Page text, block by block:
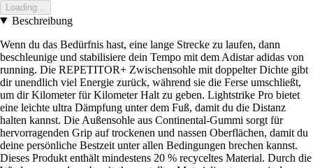
Loading...
Beschreibung
Wenn du das Bedürfnis hast, eine lange Strecke zu laufen, dann
beschleunige und stabilisiere dein Tempo mit dem Adistar adidas von
running. Die REPETITOR+ Zwischensohle mit doppelter Dichte gibt
dir unendlich viel Energie zurück, während sie die Ferse umschließt,
um dir Kilometer für Kilometer Halt zu geben. Lightstrike Pro bietet
eine leichte ultra Dämpfung unter dem Fuß, damit du die Distanz
halten kannst. Die Außensohle aus Continental-Gummi sorgt für
hervorragenden Grip auf trockenen und nassen Oberflächen, damit du
deine persönliche Bestzeit unter allen Bedingungen brechen kannst.
Dieses Produkt enthält mindestens 20 % recyceltes Material. Durch die